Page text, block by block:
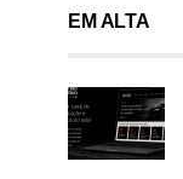
EM ALTA